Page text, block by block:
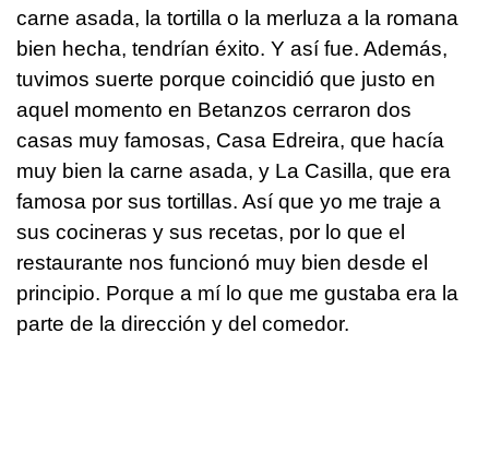
carne asada, la tortilla o la merluza a la romana
bien hecha, tendrían éxito. Y así fue. Además,
tuvimos suerte porque coincidió que justo en
aquel momento en Betanzos cerraron dos
casas muy famosas, Casa Edreira, que hacía
muy bien la carne asada, y La Casilla, que era
famosa por sus tortillas. Así que yo me traje a
sus cocineras y sus recetas, por lo que el
restaurante nos funcionó muy bien desde el
principio. Porque a mí lo que me gustaba era la
parte de la dirección y del comedor.